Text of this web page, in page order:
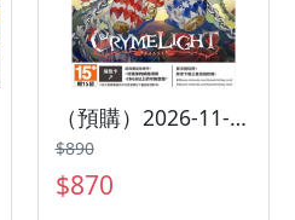
（預購）2026-11-15 NS2 慟哭幽光 CRYMELIGHT 中文版
$890
$870